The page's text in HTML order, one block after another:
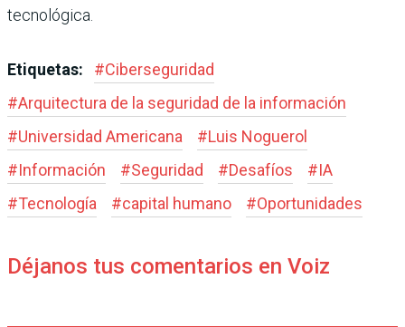
tecnológica.
Etiquetas: #Ciberseguridad
#Arquitectura de la seguridad de la información
#Universidad Americana #Luis Noguerol
#Información #Seguridad #Desafíos #IA
#Tecnología #capital humano #Oportunidades
Déjanos tus comentarios en Voiz